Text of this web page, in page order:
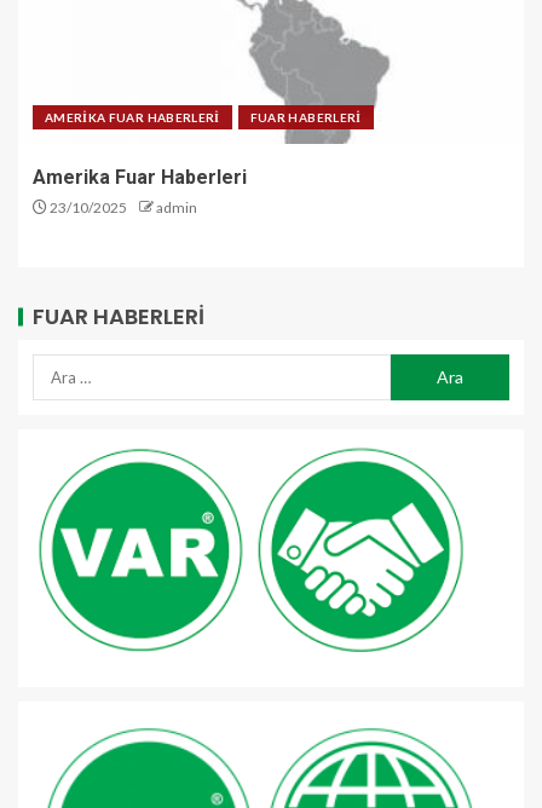
AMERİKA FUAR HABERLERİ FUAR HABERLERİ
Amerika Fuar Haberleri
23/10/2025 admin
FUAR HABERLERI